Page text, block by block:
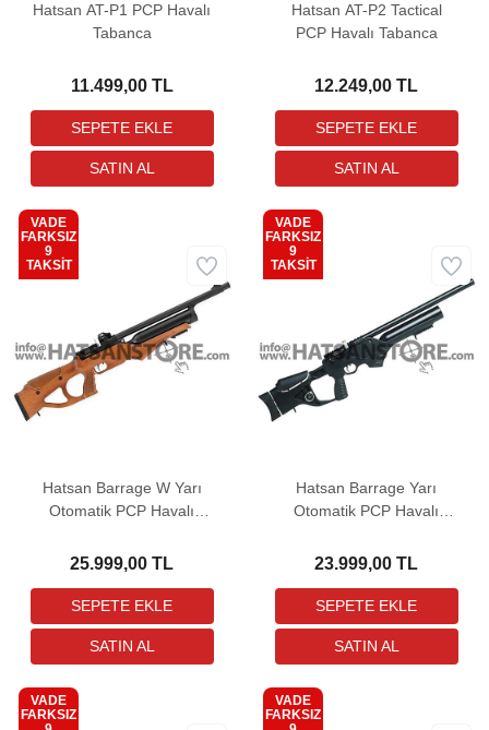
Hatsan AT-P1 PCP Havalı
Tabanca
11.499,00 TL
Hatsan AT-P2 Tactical
PCP Havalı Tabanca
12.249,00 TL
Hatsan Barrage W Yarı
Otomatik PCP Havalı
25.999,00 TL
VADE
FARKSIZ
9
TAKSİT
Kargo
Bedava
Hatsan Barrage Yarı
Otomatik PCP Havalı
23.999,00 TL
VADE
FARKSIZ
9
TAKSİT
Kargo
Bedava
VADE
FARKSIZ
VADE
FARKSIZ